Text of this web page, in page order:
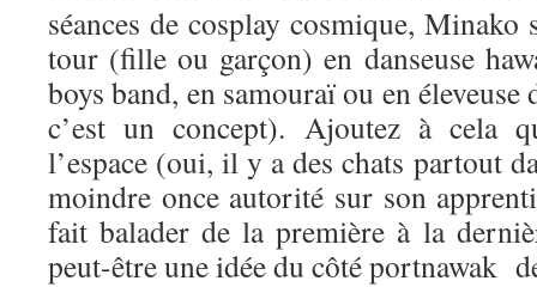
séances de cosplay cosmique,
tour (fille ou garçon) en danseuse
boys band, en samouraï ou en éleveuse
c’est un concept). Ajoutez à cela
l’espace (oui, il y a des chats partout
moindre once autorité sur son
fait balader de la première à la
peut-être une idée du côté portnawak